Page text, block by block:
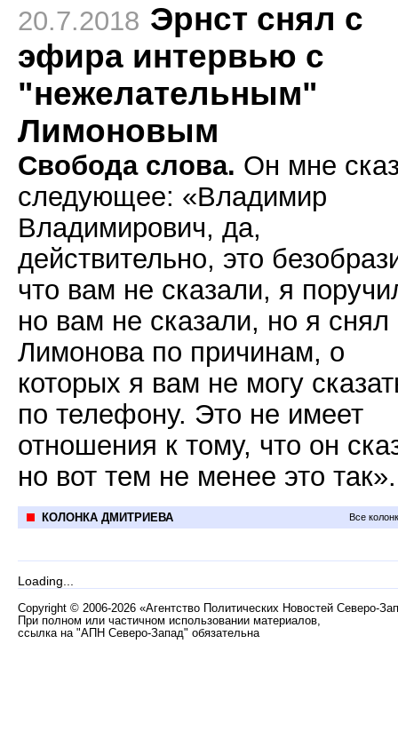
20.7.2018 Эрнст снял с
эфира интервью с
"нежелательным"
Лимоновым
Свобода слова. Он мне
следующее: «Владимир
Владимирович, да,
действительно, это
что вам не сказали, я
но вам не сказали, но я снял
Лимонова по причинам, о
которых я вам не могу
по телефону. Это не имеет
отношения к тому, что он
но вот тем не менее это так».
КОЛОНКА ДМИТРИЕВА Все
Loading...
Copyright © 2006-2026 «Агентство Политических Новостей Северо-
При полном или частичном использовании материалов,
ссылка на "АПН Северо-Запад" обязательна